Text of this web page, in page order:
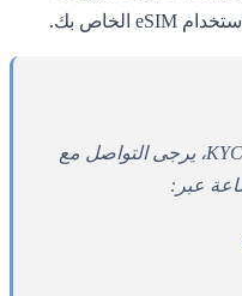
إذا واجهت أي مشاكل أثناء عملية KYC، يرجى التواصل مع